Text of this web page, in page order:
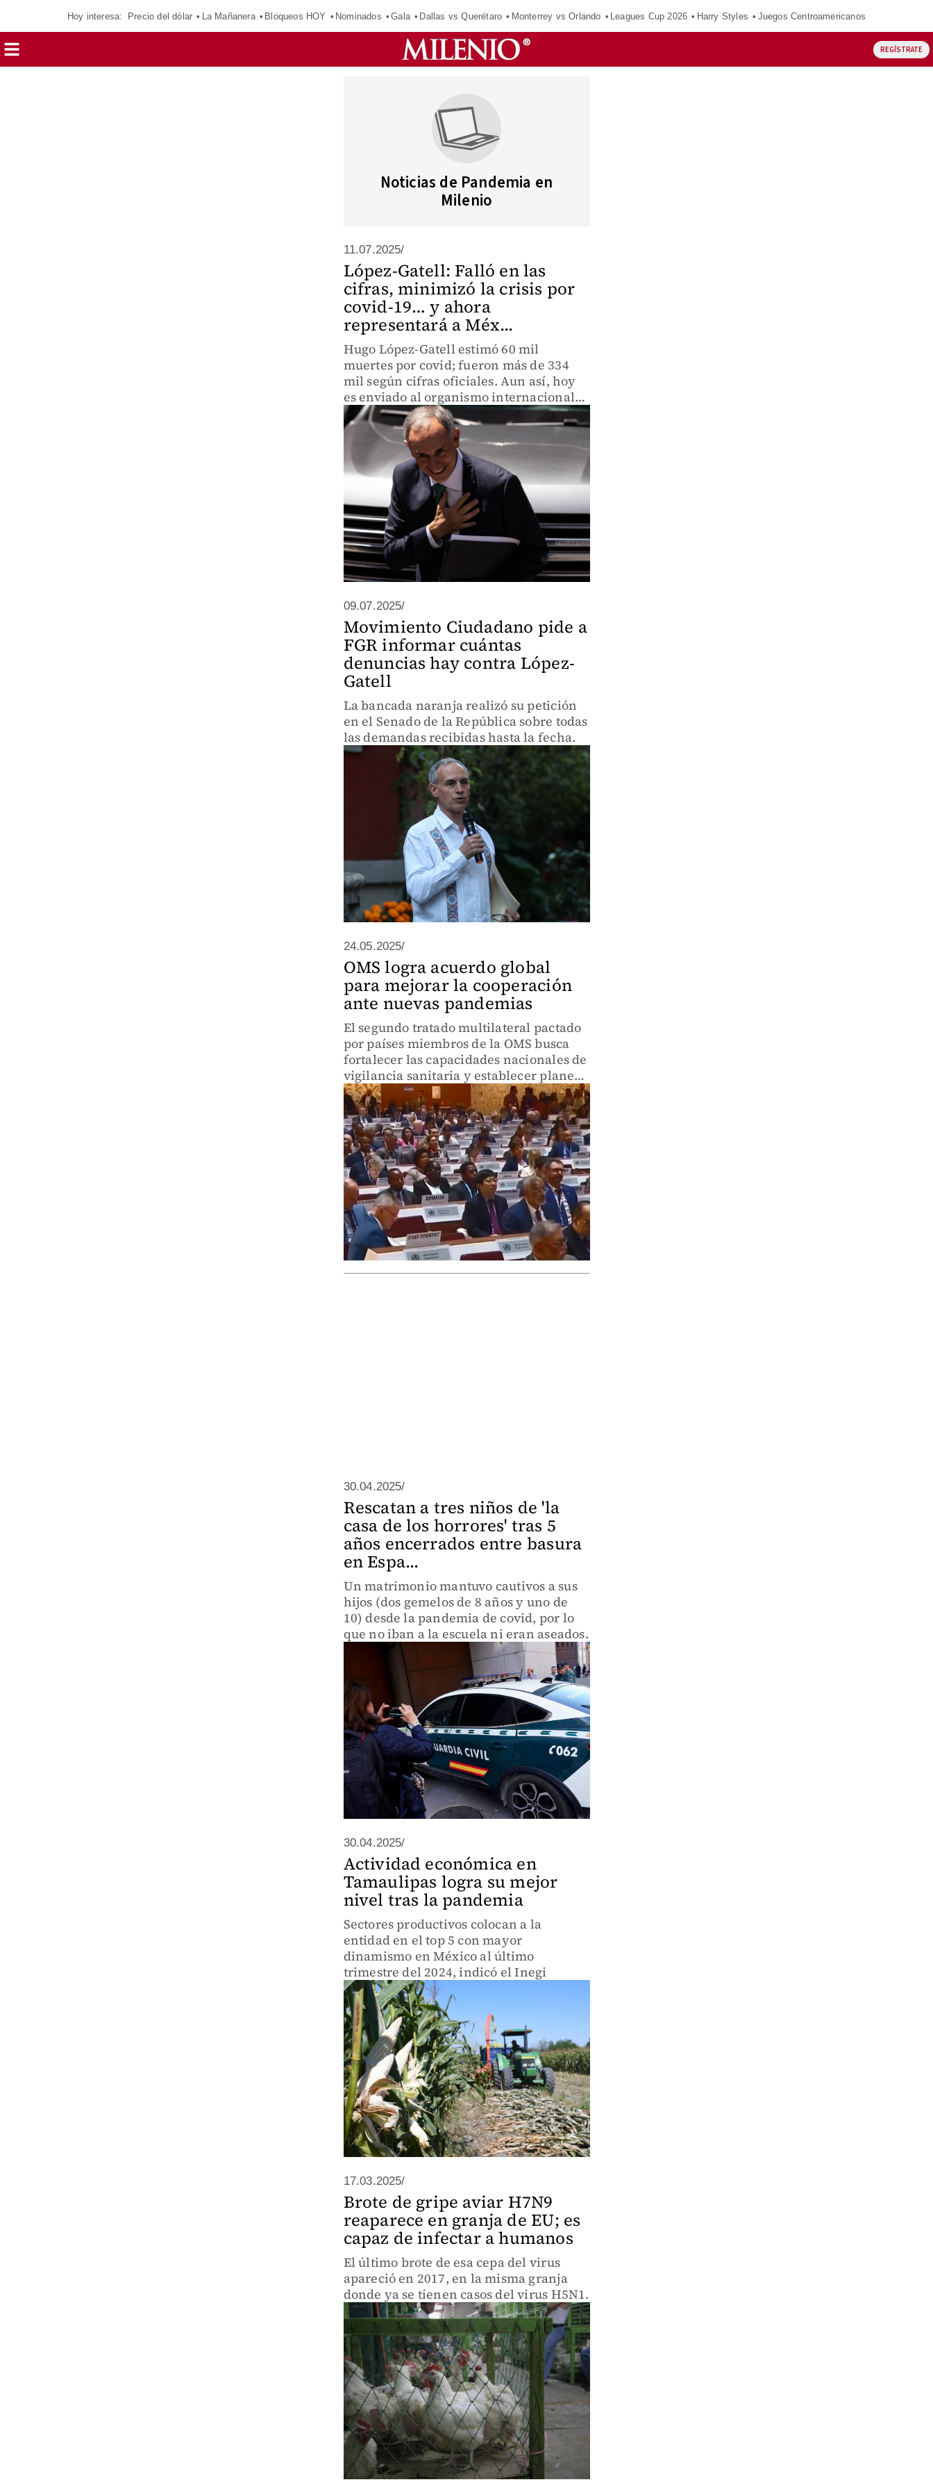
Hoy interesa: Precio del dólar La Mañanera Bloqueos HOY Nominados Gala Dallas vs Querétaro Monterrey vs Orlando Leagues Cup 2026 Harry Styles Juegos Centroamericanos
REGÍSTRATE
Noticias de Pandemia en
Milenio
11.07.2025/
López-Gatell: Falló en las
cifras, minimizó la crisis por
covid-19… y ahora
representará a Méx...
Hugo López-Gatell estimó 60 mil
muertes por covid; fueron más de 334
mil según cifras oficiales. Aun así, hoy
es enviado al organismo internacional
de salud.
09.07.2025/
Movimiento Ciudadano pide a
FGR informar cuántas
denuncias hay contra López-
Gatell
La bancada naranja realizó su petición
en el Senado de la República sobre todas
las demandas recibidas hasta la fecha.
24.05.2025/
OMS logra acuerdo global
para mejorar la cooperación
ante nuevas pandemias
El segundo tratado multilateral pactado
por países miembros de la OMS busca
fortalecer las capacidades nacionales de
vigilancia sanitaria y establecer planes
de control frente a enfermedades
infecciosas.
30.04.2025/
Rescatan a tres niños de 'la
casa de los horrores' tras 5
años encerrados entre basura
en Espa...
Un matrimonio mantuvo cautivos a sus
hijos (dos gemelos de 8 años y uno de
10) desde la pandemia de covid, por lo
que no iban a la escuela ni eran aseados.
30.04.2025/
Actividad económica en
Tamaulipas logra su mejor
nivel tras la pandemia
Sectores productivos colocan a la
entidad en el top 5 con mayor
dinamismo en México al último
trimestre del 2024, indicó el Inegi
17.03.2025/
Brote de gripe aviar H7N9
reaparece en granja de EU; es
capaz de infectar a humanos
El último brote de esa cepa del virus
apareció en 2017, en la misma granja
donde ya se tienen casos del virus H5N1.